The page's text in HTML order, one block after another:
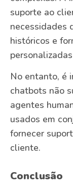
suporte ao
necessidades
históricos e
No entanto, é
chatbots não
agentes
usados ​​em
fornecer
cliente.
Conclusão